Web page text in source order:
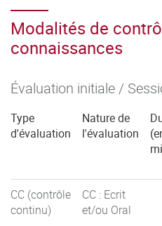
Modalités de
connaissances
Évaluation initiale /
Type
d'évaluation
Nature de
l'évaluation
CC (contrôle
continu)
CC : Ecrit
et/ou Oral